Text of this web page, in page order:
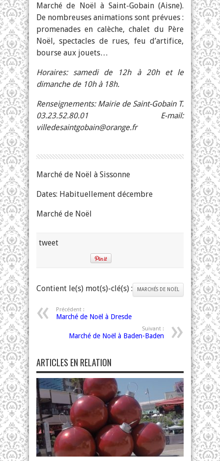
Marché de Noël à Saint-Gobain (Aisne).
De nombreuses animations sont prévues :
promenades en calèche, chalet du Père
Noël, spectacles de rues, feu d’artifice,
bourse aux jouets…
Horaires: samedi de 12h à 20h et le
dimanche de 10h à 18h.
Renseignements: Mairie de Saint-Gobain T.
03.23.52.80.01 E-mail:
villedesaintgobain@orange.fr
Marché de Noël à Sissonne
Dates: Habituellement décembre
Marché de Noël
tweet
Contient le(s) mot(s)-clé(s) : MARCHÉS DE NOËL
Précédent :
Marché de Noël à Dresde
Suivant :
Marché de Noël à Baden-Baden
ARTICLES EN RELATION